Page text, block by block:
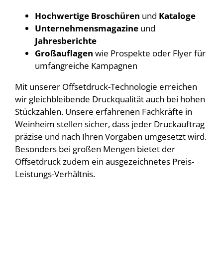
Hochwertige Broschüren und Kataloge
Unternehmensmagazineund
Jahresberichte
Großauflagen wie Prospekte oder Flyer für
umfangreiche Kampagnen
Mit unserer Offsetdruck-Technologie erreichen
wir gleichbleibende Druckqualität auch bei hohen
Stückzahlen. Unsere erfahrenen Fachkräfte in
Weinheim stellen sicher, dass jeder Druckauftrag
präzise und nach Ihren Vorgaben umgesetzt wird.
Besonders bei großen Mengen bietet der
Offsetdruck zudem ein ausgezeichnetes Preis-
Leistungs-Verhältnis.